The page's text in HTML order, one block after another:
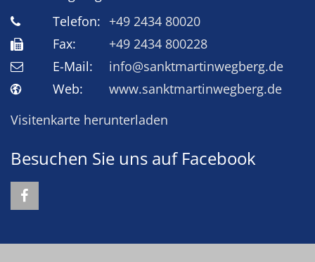
Telefon: +49 2434 80020
Fax:
+49 2434 800228
E-Mail:
info@sanktmartinwegberg.de
Web:
www.sanktmartinwegberg.de
Visitenkarte herunterladen
Besuchen Sie uns auf Facebook